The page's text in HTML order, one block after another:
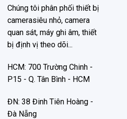
Chúng tôi phân phối thiết bị
camerasiêu nhỏ, camera
quan sát, máy ghi âm, thiết
bị định vị theo dõi...
HCM: 700 Trường Chinh -
P15 - Q. Tân Bình - HCM
ĐN: 38 Đinh Tiên Hoàng -
Đà Nẵng